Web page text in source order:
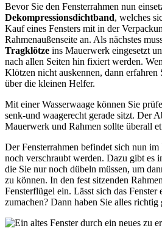
Bevor Sie den Fensterrahmen nun
Dekompressionsdichtband, welches
Kauf eines Fensters mit in der
Rahmenaußenseite an. Als nächstes
Tragklötze ins Mauerwerk eingesetzt
nach allen Seiten hin fixiert werden.
Klötzen nicht auskennen, dann erfahren
über die kleinen Helfer.
Mit einer Wasserwaage können Sie
senk-und waagerecht gerade sitzt. Der
Mauerwerk und Rahmen sollte überall
Der Fensterrahmen befindet sich nun
noch verschraubt werden. Dazu gibt es
die Sie nur noch dübeln müssen, um
zu können. In den fest sitzenden
Fensterflügel ein. Lässt sich das
zumachen? Dann haben Sie alles richtig